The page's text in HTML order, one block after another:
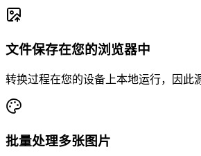
文件保存在您的浏览器中
转换过程在您的设备上本地运行，因此
批量处理多张图片